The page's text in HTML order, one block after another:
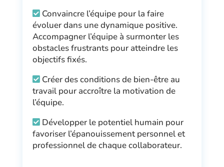
Convaincre l’équipe pour la faire
évoluer dans une dynamique positive.
Accompagner l’équipe à surmonter les
obstacles frustrants pour atteindre les
objectifs fixés.
Créer des conditions de bien-être au
travail pour accroître la motivation de
l’équipe.
Développer le potentiel humain pour
favoriser l’épanouissement personnel et
professionnel de chaque collaborateur.